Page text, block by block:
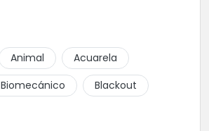
Animal
Acuarela
Biomecánico
Blackout